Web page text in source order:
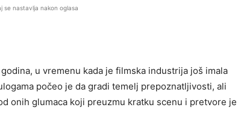
se nastavlja nakon oglasa
u vremenu kada je filmska industrija još imala
počeo je da gradi temelj prepoznatljivosti, ali
onih glumaca koji preuzmu kratku scenu i pretvore je